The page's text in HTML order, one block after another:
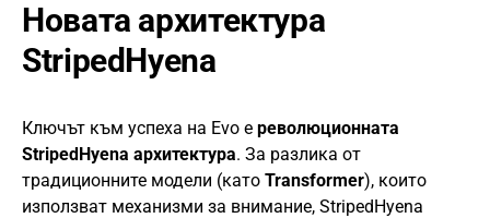
Новата архитектура
StripedHyena
Ключът към успеха на Evo е революционната
StripedHyena архитектура. За разлика от
традиционните модели (като Transformer), които
използват механизми за внимание, StripedHyena